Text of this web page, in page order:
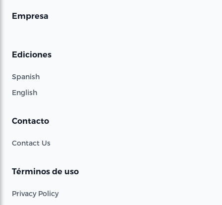
Empresa
Ediciones
Spanish
English
Contacto
Contact Us
Términos de uso
Privacy Policy